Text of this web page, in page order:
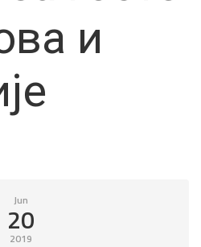
и
Jun
20
2019